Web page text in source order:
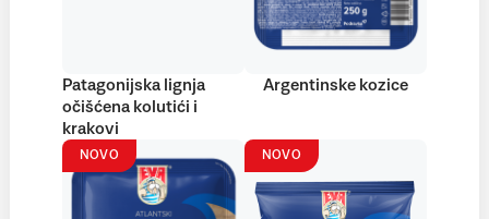
Patagonijska lignja
očišćena kolutići i
krakovi
Argentinske kozice
NOVO NOVO